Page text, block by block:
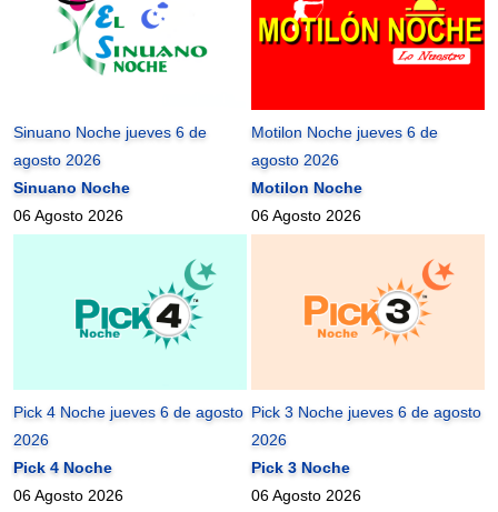
Sinuano Noche jueves 6 de
agosto 2026
Sinuano Noche
06 Agosto 2026
Motilon Noche jueves 6 de
agosto 2026
Motilon Noche
06 Agosto 2026
Pick 4 Noche jueves 6 de agosto
2026
Pick 4 Noche
06 Agosto 2026
Pick 3 Noche jueves 6 de agosto
2026
Pick 3 Noche
06 Agosto 2026